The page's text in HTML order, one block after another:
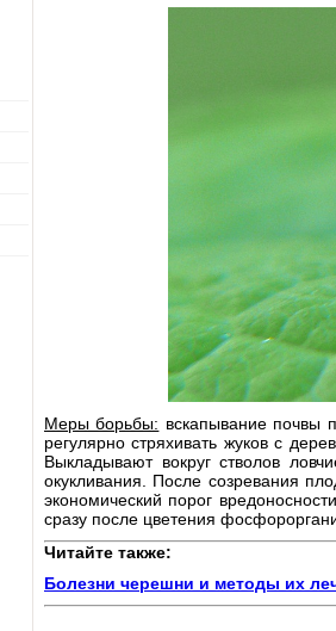
Меры борьбы: вскапывание почвы
регулярно стряхивать жуков с
Выкладывают вокруг стволов
окукливания. После созревания
экономический порог
сразу после цветения
Читайте также:
Болезни черешни и методы их